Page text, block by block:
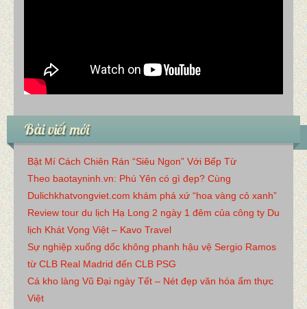
Bài viết mới
Bật Mí Cách Chiên Rán “Siêu Ngon” Với Bếp Từ
Theo baotayninh.vn: Phú Yên có gì đẹp? Cùng
Dulichkhatvongviet.com khám phá xứ “hoa vàng cỏ xanh”
Review tour du lịch Hạ Long 2 ngày 1 đêm của công ty Du
lịch Khát Vọng Việt – Kavo Travel
Sự nghiệp xuống dốc không phanh hậu vệ Sergio Ramos
từ CLB Real Madrid đến CLB PSG
Cá kho làng Vũ Đại ngày Tết – Nét đẹp văn hóa ẩm thực
Việt